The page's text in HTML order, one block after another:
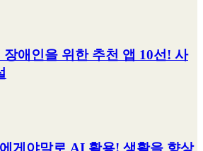
장애인을 위한 추천 앱 10선! 사
게야말로 AI 활용! 생활을 향상